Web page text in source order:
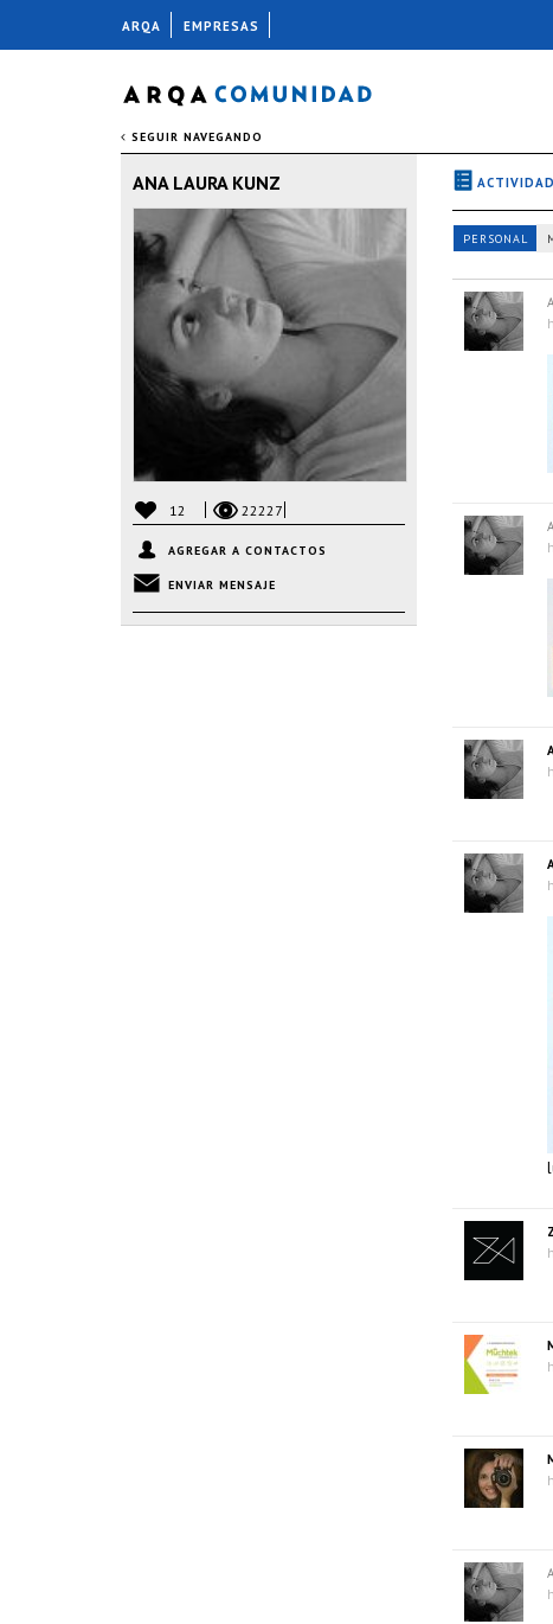
SEGUIR NAVEGANDO
ANA LAURA KUNZ
12 22227
AGREGAR A CONTACTOS
ENVIAR MENSAJE
ACTIVIDAD
PERSONAL
A
A
A
ARQA EMPRESAS